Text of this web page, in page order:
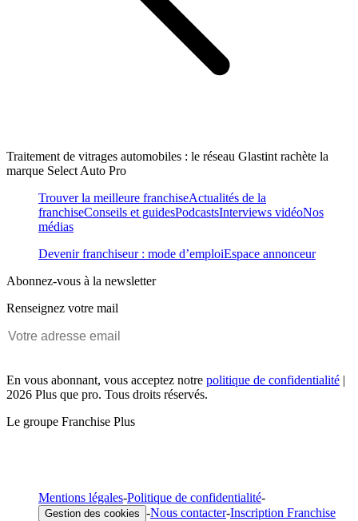
Traitement de vitrages automobiles : le réseau Glastint rachète la
marque Select Auto Pro
Trouver la meilleure franchiseActualités de la
franchiseConseils et guidesPodcastsInterviews vidéoNos
médias
Devenir franchiseur : mode d’emploiEspace annonceur
Abonnez-vous à la newsletter
Renseignez votre mail
En vous abonnant, vous acceptez notre politique de confidentialité |
2026 Plus que pro. Tous droits réservés.
Le groupe Franchise Plus
Mentions légales-Politique de confidentialité-
Gestion des cookies -Nous contacter-Inscription Franchise